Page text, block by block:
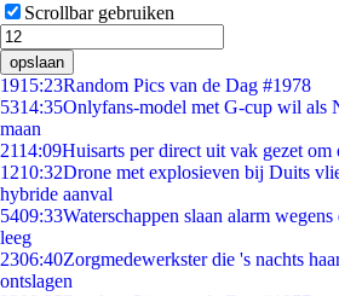
Scrollbar gebruiken
opslaan
1915:23Random Pics van de Dag #1978
5314:35Onlyfans-model met G-cup wil als
maan
2114:09Huisarts per direct uit vak gezet
1210:32Drone met explosieven bij Duits
hybride aanval
5409:33Waterschappen slaan alarm
leeg
2306:40Zorgmedewerkster die 's nachts
ontslagen